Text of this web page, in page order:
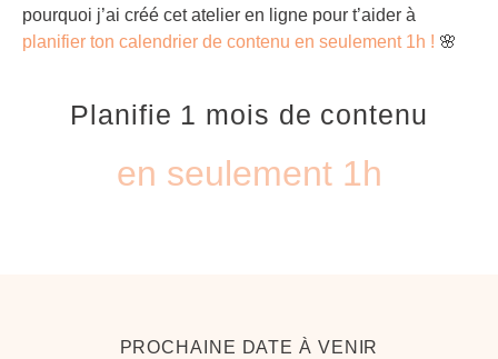
pourquoi j’ai créé cet atelier en ligne pour t’aider à
planifier ton calendrier de contenu en seulement 1h ! 🌸
Planifie 1 mois de contenu
en seulement 1h
PROCHAINE DATE À VENIR